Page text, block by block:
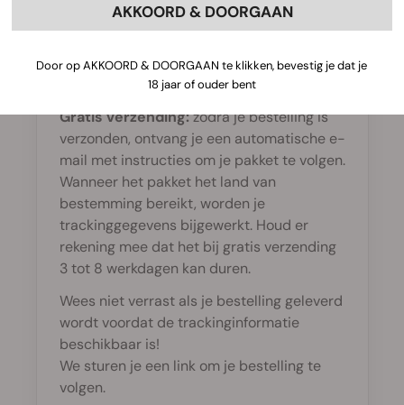
Kan ik mijn bestelling volgen?
Ja, dat kan. Je ziet een geschatte levertijd
wanneer je je bestelling plaatst.
Gratis verzending:zodra je bestelling is
verzonden, ontvang je een automatische e-
mail met instructies om je pakket te volgen.
Wanneer het pakket het land van
bestemming bereikt, worden je
trackinggegevens bijgewerkt. Houd er
rekening mee dat het bij gratis verzending
3 tot 8 werkdagen kan duren.
Wees niet verrast als je bestelling geleverd
wordt voordat de trackinginformatie
beschikbaar is!
We sturen je een link om je bestelling te
volgen.
AKKOORD & DOORGAAN
Door op AKKOORD & DOORGAAN te klikken, bevestig je dat je
18 jaar of ouder bent